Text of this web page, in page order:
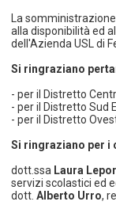
La
alla disponibilità ed
dell'Azienda USL di
Si ringraziano
- per il Distretto
- per il Distretto Sud
- per il Distretto
Si ringraziano per i
dott.ssa Laura
servizi scolastici ed
dott.Alberto Urro,